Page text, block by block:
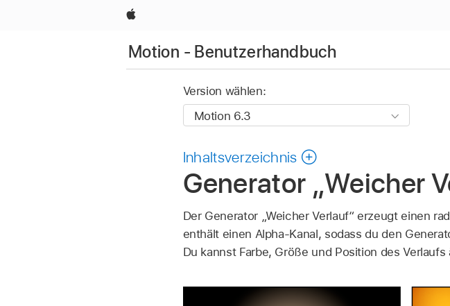
Apple
Motion - Benutzerhandbuch
Version wählen:
Inhaltsverzeichnis
Generator „Weicher
Der Generator „Weicher Verlauf“ erzeugt einen
enthält einen Alpha-Kanal, sodass du den
Du kannst Farbe, Größe und Position des